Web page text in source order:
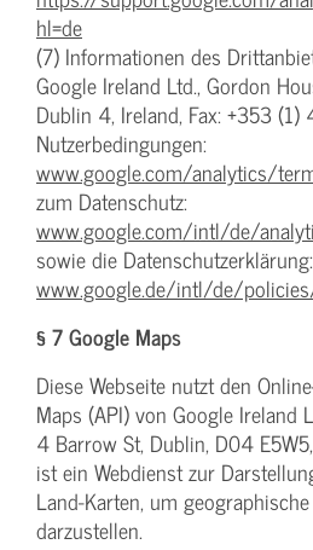
hl=de
(7) Informationen des
Google Ireland Ltd., Gordon
Dublin 4, Ireland, Fax: +353 (1)
Nutzerbedingungen:
www.google.com/analytics/
zum Datenschutz:
www.google.com/intl/de/
sowie die Datenschutzerklärung:
www.google.de/intl/de/
§ 7 Google Maps
Diese Webseite nutzt den
Maps (API) von Google Ireland
4 Barrow St, Dublin, D04
ist ein Webdienst zur
Land-Karten, um
darzustellen.